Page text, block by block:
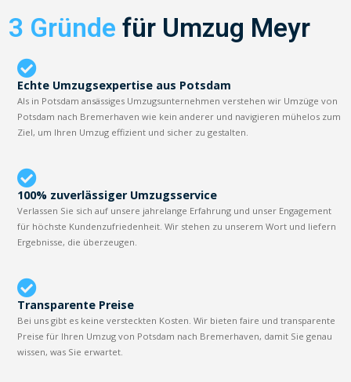
3 Gründe für Umzug Meyr
Echte Umzugsexpertise aus Potsdam
Als in Potsdam ansässiges Umzugsunternehmen verstehen wir Umzüge von
Potsdam nach Bremerhaven wie kein anderer und navigieren mühelos zum
Ziel, um Ihren Umzug effizient und sicher zu gestalten.
100% zuverlässiger Umzugsservice
Verlassen Sie sich auf unsere jahrelange Erfahrung und unser Engagement
für höchste Kundenzufriedenheit. Wir stehen zu unserem Wort und liefern
Ergebnisse, die überzeugen.
Transparente Preise
Bei uns gibt es keine versteckten Kosten. Wir bieten faire und transparente
Preise für Ihren Umzug von Potsdam nach Bremerhaven, damit Sie genau
wissen, was Sie erwartet.